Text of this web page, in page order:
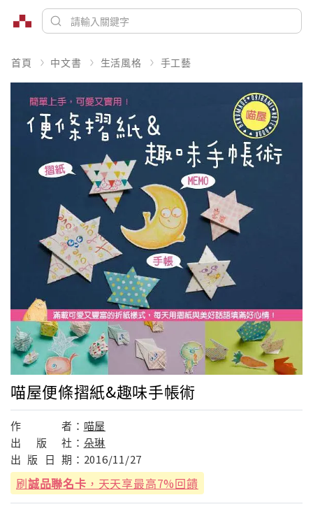
首頁 中文書 生活風格 手工藝
喵屋便條摺紙&趣味手帳術
作 者： 喵屋
出
版 社： 朵琳
出 版 日 期： 2016/11/27
刷誠品聯名卡 ，天天享最高7%回饋